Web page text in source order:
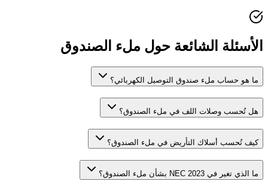
الأسئلة الشائعة حول ملء الصندوق
ما هو حساب ملء صندوق التوصيل الكهربائي؟
هل تُحسب وصلات اللف في ملء الصندوق؟
كيف تُحسب أسلاك التأريض في ملء الصندوق؟
ما الذي تغير في NEC 2023 بشأن ملء الصندوق؟